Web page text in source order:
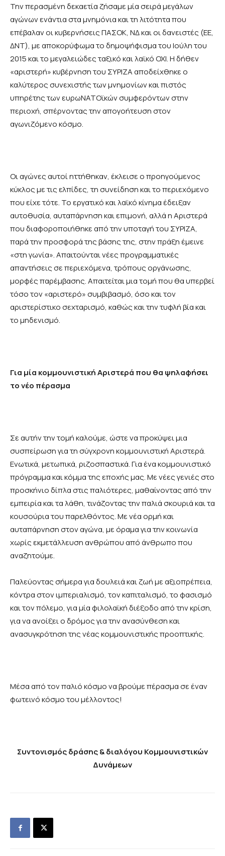
Την περασμένη δεκαετία ζήσαμε μία σειρά μεγάλων
αγώνων ενάντια στα μνημόνια και τη λιτότητα που
επέβαλαν οι κυβερνήσεις ΠΑΣΟΚ, ΝΔ και οι δανειστές (ΕΕ,
ΔΝΤ), με αποκορύφωμα το δημοψήφισμα του Ιούλη του
2015 και το μεγαλειώδες ταξικό και λαϊκό ΟΧΙ. Η δήθεν
«αριστερή» κυβέρνηση του ΣΥΡΙΖΑ αποδείχθηκε ο
καλύτερος συνεχιστής των μνημονίων και πιστός
υπηρέτης των ευρωΝΑΤΟϊκών συμφερόντων στην
περιοχή, σπέρνοντας την απογοήτευση στον
αγωνιζόμενο κόσμο.
Οι αγώνες αυτοί ηττήθηκαν, έκλεισε ο προηγούμενος
κύκλος με τις ελπίδες, τη συνείδηση και το περιεχόμενο
που είχε τότε. Το εργατικό και λαϊκό κίνημα έδειξαν
αυτοθυσία, αυταπάρνηση και επιμονή, αλλά η Αριστερά
που διαφοροποιήθηκε από την υποταγή του ΣΥΡΙΖΑ,
παρά την προσφορά της βάσης της, στην πράξη έμεινε
«στη γωνία». Απαιτούνται νέες προγραμματικές
απαντήσεις σε περιεχόμενα, τρόπους οργάνωσης,
μορφές παρέμβασης. Απαιτείται μια τομή που θα υπερβεί
τόσο τον «αριστερό» συμβιβασμό, όσο και τον
αριστερίστικο σεχταρισμό, καθώς και την τυφλή βία και
το μηδενισμό.
Για μία κομμουνιστική Αριστερά που θα ψηλαφήσει
το νέο πέρασμα
Σε αυτήν την τομή καλούμε, ώστε να προκύψει μια
συσπείρωση για τη σύγχρονη κομμουνιστική Αριστερά.
Ενωτικά, μετωπικά, ριζοσπαστικά. Για ένα κομμουνιστικό
πρόγραμμα και κόμμα της εποχής μας. Με νέες γενιές στο
προσκήνιο δίπλα στις παλιότερες, μαθαίνοντας από την
εμπειρία και τα λάθη, τινάζοντας την παλιά σκουριά και τα
κουσούρια του παρελθόντος. Με νέα ορμή και
αυταπάρνηση στον αγώνα, με όραμα για την κοινωνία
χωρίς εκμετάλλευση ανθρώπου από άνθρωπο που
αναζητούμε.
Παλεύοντας σήμερα για δουλειά και ζωή με αξιοπρέπεια,
κόντρα στον ιμπεριαλισμό, τον καπιταλισμό, το φασισμό
και τον πόλεμο, για μία φιλολαϊκή διέξοδο από την κρίση,
για να ανοίξει ο δρόμος για την ανασύνθεση και
ανασυγκρότηση της νέας κομμουνιστικής προοπτικής.
Μέσα από τον παλιό κόσμο να βρούμε πέρασμα σε έναν
φωτεινό κόσμο του μέλλοντος!
Συντονισμός δράσης & διαλόγου Κομμουνιστικών
Δυνάμεων